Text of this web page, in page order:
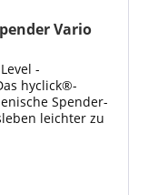
Vario
-
hyclick®-
Spender-
leichter zu